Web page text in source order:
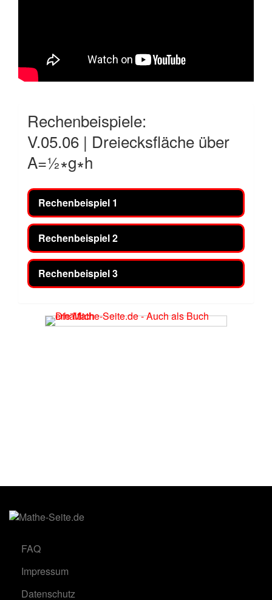
Rechenbeispiele:
V.05.06 | Dreiecksfläche über
A=½∗g∗h
Rechenbeispiel 1
Rechenbeispiel 2
Rechenbeispiel 3
FAQ
Impressum
Datenschutz